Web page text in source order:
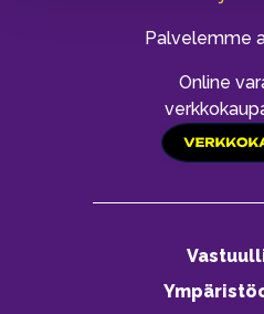
Palvelemme
Online